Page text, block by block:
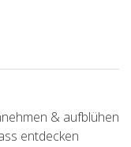
& aufblühen
entdecken